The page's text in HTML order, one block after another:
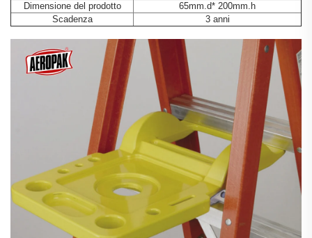
Dimensione del prodotto
65mm.d* 200mm.h
Scadenza
3 anni